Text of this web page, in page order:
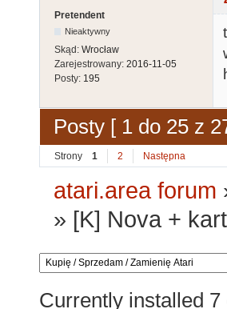
Pretendent
Nieaktywny
Skąd: Wrocław
Zarejestrowany: 2016-11-05
Posty: 195
Posty [ 1 do 25 z
Strony 1 2 Następna
atari.area forum
» [K] Nova +
Currently installed 7